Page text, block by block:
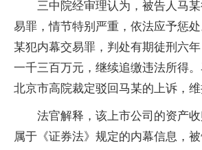
三中院经审理认为，被告人马
易罪，情节特别严重，依法应予惩
某犯内幕交易罪，判处有期徒刑六
一千三百万元，继续追缴违法所得。
北京市高院裁定驳回马某的上诉，维
法官解释，该上市公司的资产收
属于《证券法》规定的内幕信息，